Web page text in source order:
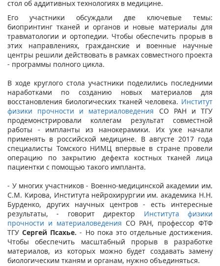
стол об аддитивных технологиях в медицине.
Его участники обсуждали две ключевые темы:
биопринтинг тканей и органов и новые материалы для
травматологии и ортопедии. Чтобы обеспечить прорыв в
этих направлениях, гражданские и военные научные
центры решили действовать в рамках совместного проекта
- программы полного цикла.
В ходе круглого стола участники поделились последними
наработками по созданию новых материалов для
восстановления биологических тканей человека. Институт
физики прочности и материаловедения СО РАН и ТГУ
продемонстрировали коллегам результат совместной
работы - импланты из нанокерамики. Их уже начали
применять в российской медицине. В августе 2017 года
специалисты Томского НИМЦ впервые в стране провели
операцию по закрытию дефекта костных тканей лица
пациентки с помощью такого импланта.
- У многих участников - Военно-медицинской академии им.
С.М. Кирова, Института нейрохирургии им. академика Н.Н.
Бурденко, других научных центров - есть интересные
результаты, - говорит директор Института физики
прочности и материаловедения СО РАН, профессор ФТФ
ТГУСергей Псахье. - Но пока это отдельные достижения.
Чтобы обеспечить масштабный прорыв в разработке
материалов, из которых можно будет создавать замену
биологическим тканям и органам, нужно объединяться.